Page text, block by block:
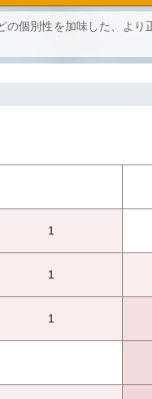
個別性を加味した、より
1
1
1